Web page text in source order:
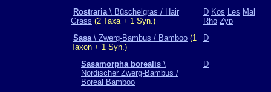
Rostraria\ Büschelgras / Hair
Grass (2 Taxa + 1 Syn.)
D Kos Les Mal
Rho Zyp
Sasa\ Zwerg-Bambus / Bamboo (1
Taxon + 1 Syn.)
D
Sasamorpha borealis \
Nordischer Zwerg-Bambus /
Boreal Bamboo
D